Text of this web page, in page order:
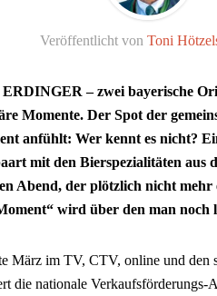
Veröffentlicht von Toni
– zwei bayerische
Momente. Der Spot der
anfühlt: Wer kennt es nicht?
mit den Bierspezialitäten aus
Abend, der plötzlich nicht mehr
wird über den man
März im TV, CTV, online und den
die nationale